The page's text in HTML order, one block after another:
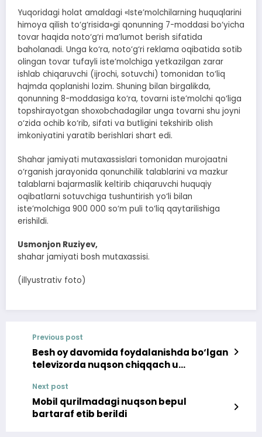
Yuqoridagi holat amaldagi «Iste’molchilarning huquqlarini
himoya qilish to‘g‘risida»gi qonunning 7-moddasi bo‘yicha
tovar haqida noto‘g‘ri ma’lumot berish sifatida
baholanadi. Unga ko‘ra, noto‘g‘ri reklama oqibatida sotib
olingan tovar tufayli iste’molchiga yetkazilgan zarar
ishlab chiqaruvchi (ijrochi, sotuvchi) tomonidan to‘liq
hajmda qoplanishi lozim. Shuning bilan birgalikda,
qonunning 8-moddasiga ko‘ra, tovarni iste’molchi qo‘liga
topshirayotgan shoxobchadagilar unga tovarni shu joyni
o‘zida ochib ko‘rib, sifati va butligini tekshirib olish
imkoniyatini yaratib berishlari shart edi.
Shahar jamiyati mutaxassislari tomonidan murojaatni
o‘rganish jarayonida qonunchilik talablarini va mazkur
talablarni bajarmaslik keltirib chiqaruvchi huquqiy
oqibatlarni sotuvchiga tushuntirish yo‘li bilan
iste’molchiga 900 000 so‘m puli to‘liq qaytarilishiga
erishildi.
Usmonjon Ruziyev,
shahar jamiyati bosh mutaxassisi.
(illyustrativ foto)
Previous post
Besh oy davomida foydalanishda bo‘lgan
televizorda nuqson chiqqach u
Next post
Mobil qurilmadagi nuqson bepul
bartaraf etib berildi